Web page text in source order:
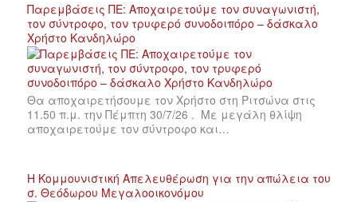
Παρεμβάσεις ΠΕ: Αποχαιρετούμε τον συναγωνιστή,
τον σύντροφο, τον τρυφερό συνοδοιπόρο – δάσκαλο
Χρήστο Κανδηλώρο
Θα αποχαιρετήσουμε τον Χρήστο στη Ριτσώνα στις
11.50 π.μ. την Πέμπτη 30/7/26 . Με μεγάλη θλίψη
αποχαιρετούμε τον σύντροφο και…
Η Κομμουνιστική Απελευθέρωση για την απώλεια του
σ. Θεόδωρου Μεγαλοοικονόμου